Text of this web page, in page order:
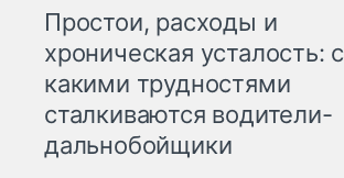
Простои, расходы и
хроническая усталость: с
какими трудностями
сталкиваются водители-
дальнобойщики